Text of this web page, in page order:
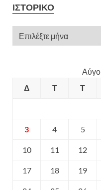
ΙΣΤΟΡΙΚΌ
Δ
Τ Τ
3 4 5
10 11 12
17 18 19